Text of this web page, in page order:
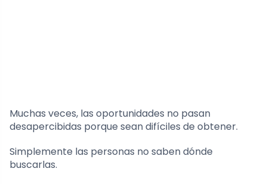
Muchas veces, las oportunidades no pasan
desapercibidas porque sean difíciles de obtener.
Simplemente las personas no saben dónde
buscarlas.